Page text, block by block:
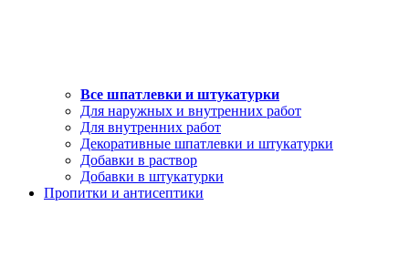
Все шпатлевки и штукатурки
Для наружных и внутренних работ
Для внутренних работ
Декоративные шпатлевки и штукатурки
Добавки в раствор
Добавки в штукатурки
Пропитки и антисептики